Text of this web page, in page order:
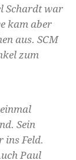
Schardt war
kam aber
aus. SCM
zum
Sein
ins Feld.
Paul